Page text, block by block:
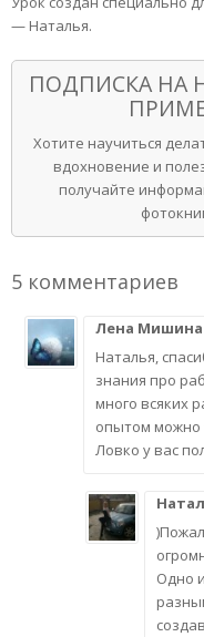
— Наталья.
ПОДПИСКА НА
Хотите научиться
вдохновение и
получайте
5 комментариев
Лена Мишина
Наталья,
знания про
много всяких
опытом можно
Ловко у вас
Одно